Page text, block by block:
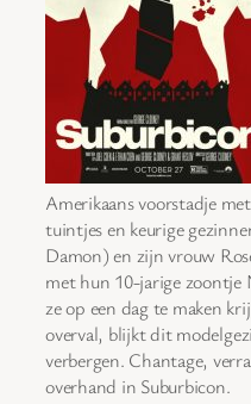
Amerikaans voorstadje
tuintjes en keurige
Damon) en zijn vrouw
met hun 10-jarige zoontje
ze op een dag te maken
overval, blijkt dit
verbergen. Chantage,
overhand in Suburbicon.